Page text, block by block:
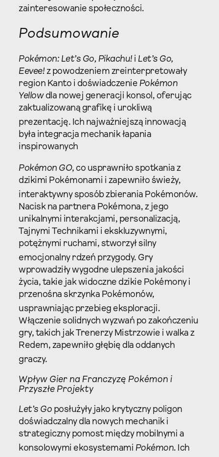
zainteresowanie społeczności.
Podsumowanie
Pokémon: Let’s Go, Pikachu! i Let’s Go,
Eevee! z powodzeniem zreinterpretowały
region Kanto i doświadczenie Pokémon
Yellowdla nowej generacji konsol, oferując
zaktualizowaną grafikę i urokliwą
prezentację. Ich najważniejszą innowacją
była integracja mechanik łapania
inspirowanych
Pokémon GO, co usprawniło spotkania z
dzikimi Pokémonami i zapewniło świeży,
interaktywny sposób zbierania Pokémonów.
Nacisk na partnera Pokémona, z jego
unikalnymi interakcjami, personalizacją,
Tajnymi Technikami i ekskluzywnymi,
potężnymi ruchami, stworzył silny
emocjonalny rdzeń przygody. Gry
wprowadziły wygodne ulepszenia jakości
życia, takie jak widoczne dzikie Pokémony i
przenośna skrzynka Pokémonów,
usprawniając przebieg eksploracji.
Włączenie solidnych wyzwań po zakończeniu
gry, takich jak Trenerzy Mistrzowie i walka z
Redem, zapewniło głębię dla oddanych
graczy.
Wpływ Gier na Franczyzę Pokémon i
Przyszłe Projekty
Let’s Go posłużyły jako krytyczny poligon
doświadczalny dla nowych mechanik i
strategiczny pomost między mobilnymi a
konsolowymi ekosystemami Pokémon. Ich